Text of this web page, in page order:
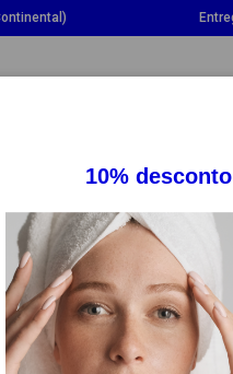
TOGGLE DROPDOWN
SUPLEMENTOS
-20%